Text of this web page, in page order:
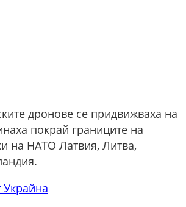
дронове се придвижваха на
покрай границите на
на НАТО Латвия, Литва,